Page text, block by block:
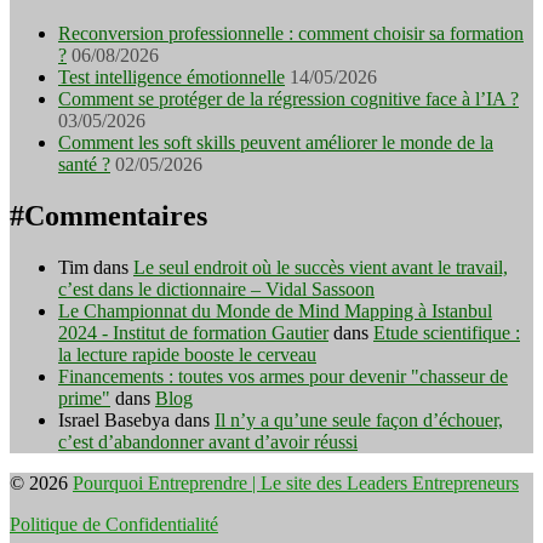
Reconversion professionnelle : comment choisir sa formation
? 06/08/2026
Test intelligence émotionnelle 14/05/2026
Comment se protéger de la régression cognitive face à l’IA ?
03/05/2026
Comment les soft skills peuvent améliorer le monde de la
santé ? 02/05/2026
#Commentaires
Tim dans Le seul endroit où le succès vient avant le travail,
c’est dans le dictionnaire – Vidal Sassoon
Le Championnat du Monde de Mind Mapping à Istanbul
2024 - Institut de formation Gautierdans Etude scientifique :
la lecture rapide booste le cerveau
Financements : toutes vos armes pour devenir "chasseur de
prime" dans Blog
Israel Basebya dans Il n’y a qu’une seule façon d’échouer,
c’est d’abandonner avant d’avoir réussi
© 2026 Pourquoi Entreprendre | Le site des Leaders Entrepreneurs
Politique de Confidentialité